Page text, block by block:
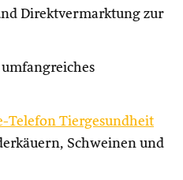
Direktvermarktung zur
Telefon Tiergesundheit
Schweinen und